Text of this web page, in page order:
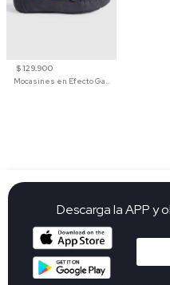
$ 129.900
Mocasines en Efecto Gamuzado Para Mujer
Descarga la APP y